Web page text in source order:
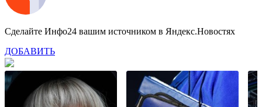
Сделайте Инфо24 вашим источником в Яндекс.Новостях
ДОБАВИТЬ